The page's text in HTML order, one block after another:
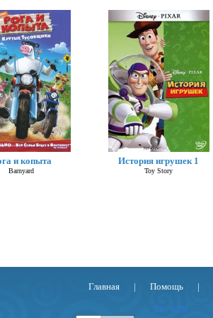
и копыта
Barnyard
История игрушек 1
Toy Story
Главная | Помощь |
23 : 0.29